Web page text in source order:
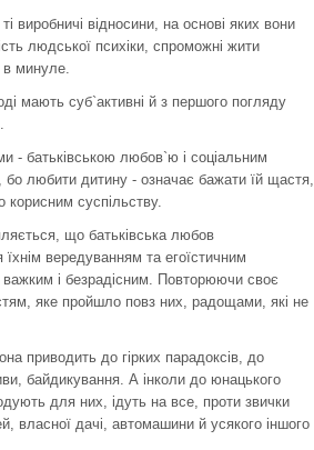
виробничі відносини, на основі яких вони
людської психіки, спроможні жити
в минуле.
мають суб`активні й з першого погляду
- батьківською любов`ю і соціальним
любити дитину - означає бажати їй щастя,
суспільству.
що батьківська любов
вередуванням та егоїстичним
і безрадісним. Повторюючи своє
яке пройшло повз них, радощами, які не
приводить до гірких парадоксів, до
байдикування. А інколи до юнацького
для них, ідуть на все, проти звички
власної дачі, автомашини й усякого іншого